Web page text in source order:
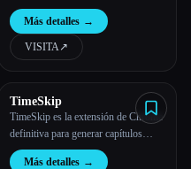
automatizada para tu sitio web.
Más detalles →
VISITA↗︎
TimeSkip
TimeSkip es la extensión de Chrome
definitiva para generar capítulos
optimizados para el SEO.
Más detalles →